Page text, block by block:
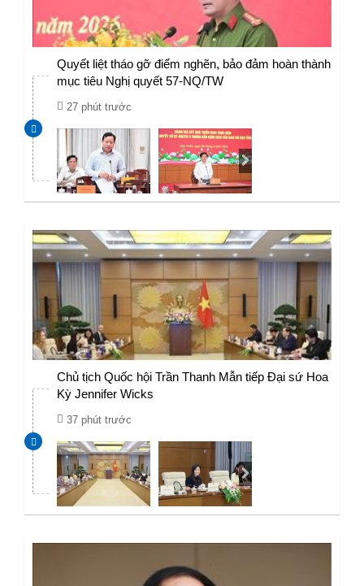
Quyết liệt tháo gỡ điểm nghẽn, bảo đảm hoàn thành
mục tiêu Nghị quyết 57-NQ/TW
27 phút trước
Chủ tịch Quốc hội Trần Thanh Mẫn tiếp Đại sứ Hoa
Kỳ Jennifer Wicks
37 phút trước